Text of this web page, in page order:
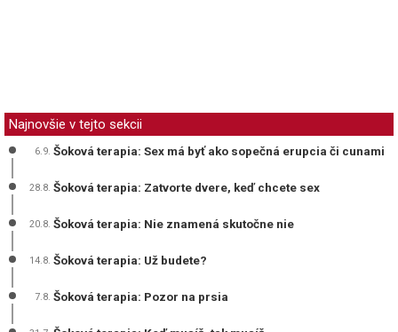
Najnovšie v tejto sekcii
6.9. Šoková terapia: Sex má byť ako sopečná erupcia či cunami
28.8. Šoková terapia: Zatvorte dvere, keď chcete sex
20.8. Šoková terapia: Nie znamená skutočne nie
14.8. Šoková terapia: Už budete?
7.8. Šoková terapia: Pozor na prsia